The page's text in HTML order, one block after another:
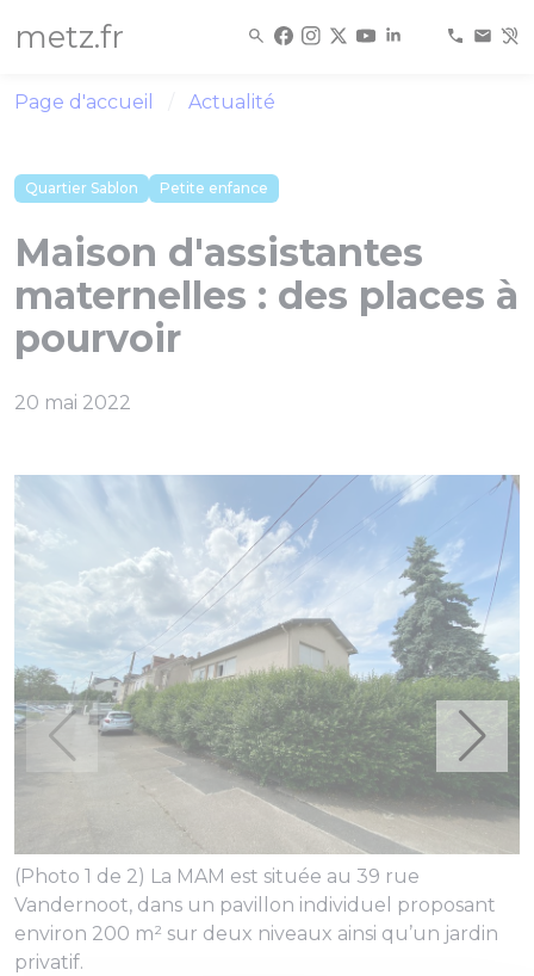
metz.fr
Page d'accueil Actualité
Quartier Sablon Petite enfance
Maison d'assistantes
maternelles : des places à
pourvoir
20 mai 2022
(Photo 1 de 2) La MAM est située au 39 rue
Vandernoot, dans un pavillon individuel proposant
environ 200 m² sur deux niveaux ainsi qu’un jardin
privatif.